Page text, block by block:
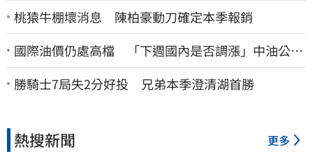
桃猿牛棚壞消息 陳柏豪動刀確定本季報銷
國際油價仍處高檔 「下週國內是否調漲」中油公布
了
勝騎士7局失2分好投 兄弟本季澄清湖首勝
熱搜新聞 更多